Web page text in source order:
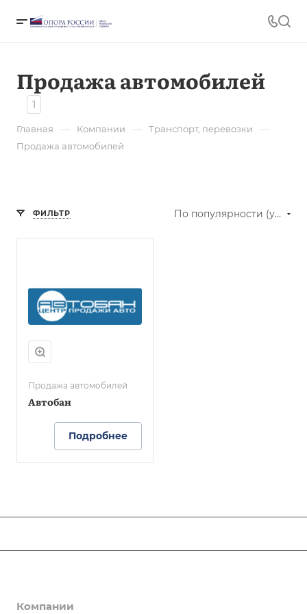
Продажа автомобилей
1
Главная — Компании — Транспорт, перевозки —
Продажа автомобилей
ФИЛЬТР По популярности (убывание)
Продажа автомобилей
Автобан
Подробнее
Новости
Компании